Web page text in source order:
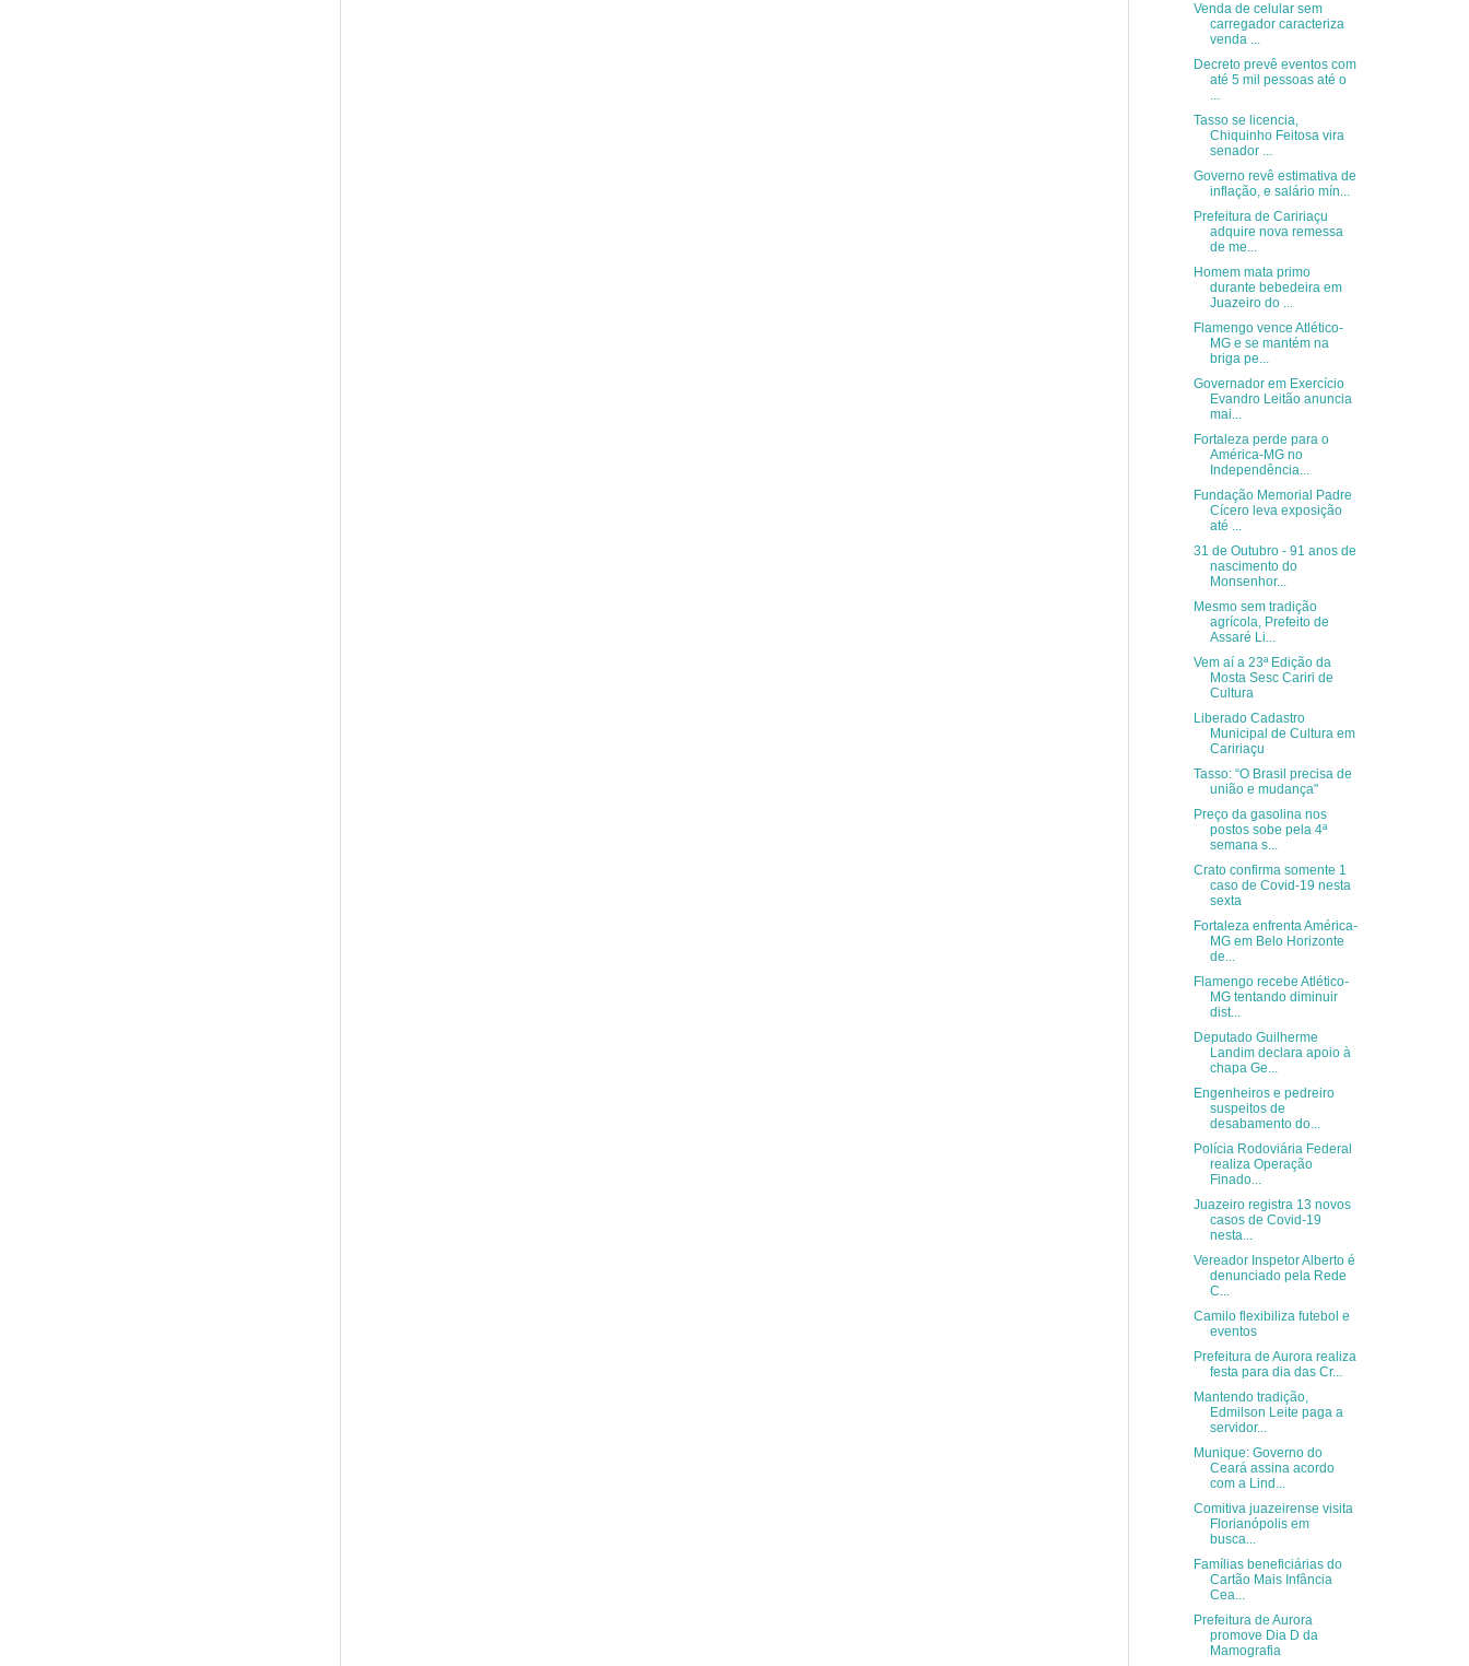
Venda de celular sem
carregador caracteriza
venda ...
Decreto prevê eventos com
até 5 mil pessoas até o
...
Tasso se licencia,
Chiquinho Feitosa vira
senador ...
Governo revê estimativa de
inflação, e salário mín...
Prefeitura de Caririaçu
adquire nova remessa
de me...
Homem mata primo
durante bebedeira em
Juazeiro do ...
Flamengo vence Atlético-
MG e se mantém na
briga pe...
Governador em Exercício
Evandro Leitão anuncia
mai...
Fortaleza perde para o
América-MG no
Independência...
Fundação Memorial Padre
Cícero leva exposição
até ...
31 de Outubro - 91 anos de
nascimento do
Monsenhor...
Mesmo sem tradição
agrícola, Prefeito de
Assaré Li...
Vem aí a 23ª Edição da
Mosta Sesc Cariri de
Cultura
Liberado Cadastro
Municipal de Cultura em
Caririaçu
Tasso: “O Brasil precisa de
união e mudança"
Preço da gasolina nos
postos sobe pela 4ª
semana s...
Crato confirma somente 1
caso de Covid-19 nesta
sexta
Fortaleza enfrenta América-
MG em Belo Horizonte
de...
Flamengo recebe Atlético-
MG tentando diminuir
dist...
Deputado Guilherme
Landim declara apoio à
chapa Ge...
Engenheiros e pedreiro
suspeitos de
desabamento do...
Polícia Rodoviária Federal
realiza Operação
Finado...
Juazeiro registra 13 novos
casos de Covid-19
nesta...
Vereador Inspetor Alberto é
denunciado pela Rede
C...
Camilo flexibiliza futebol e
eventos
Prefeitura de Aurora realiza
festa para dia das Cr...
Mantendo tradição,
Edmilson Leite paga a
servidor...
Munique: Governo do
Ceará assina acordo
com a Lind...
Comitiva juazeirense visita
Florianópolis em
busca...
Famílias beneficiárias do
Cartão Mais Infância
Cea...
Prefeitura de Aurora
promove Dia D da
Mamografia